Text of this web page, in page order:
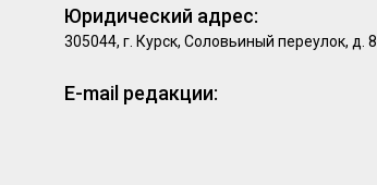
Юридический адрес:
305044, г. Курск, Соловьиный переулок, д. 8
E-mail редакции: